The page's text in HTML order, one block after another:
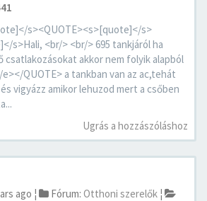
s><QUOTE><s>[quote]</s>
s>Hali, <br/> <br/> 695 tankjáról ha
csatlakozásokat akkor nem folyik alapból
QUOTE> a tankban van az ac,tehát
vigyázz amikor lehuzod mert a csőben
Ugrás a hozzászóláshoz
ago ¦ Fórum: Otthoni szerelők ¦